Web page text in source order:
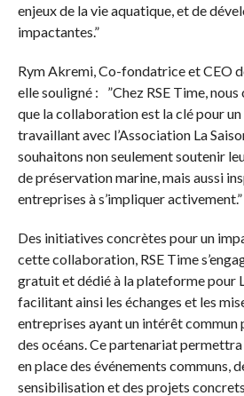
enjeux de la vie aquatique, et de
impactantes.”
Rym Akremi, Co-fondatrice et CEO
elle souligné : ”Chez RSE Time,
que la collaboration est la clé pour
travaillant avec l’Association La
souhaitons non seulement soutenir
de préservation marine, mais aussi
entreprises à s’impliquer activement.”
Des initiatives concrètes pour un
cette collaboration, RSE Time
gratuit et dédié à la plateforme pour
facilitant ainsi les échanges et les
entreprises ayant un intérêt commun
des océans. Ce partenariat
en place des événements communs,
sensibilisation et des projets